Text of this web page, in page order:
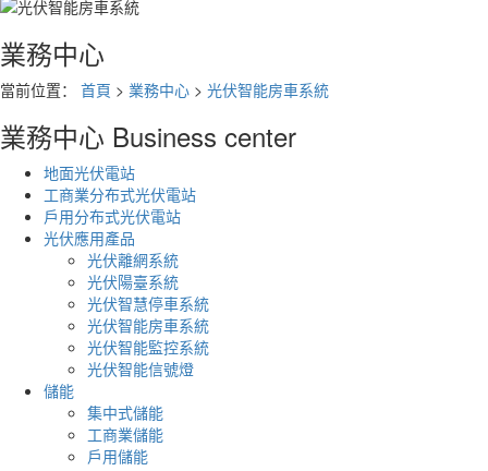
業務中心
當前位置： 首頁 > 業務中心 > 光伏智能房車系統
業務中心 Business center
地面光伏電站
工商業分布式光伏電站
戶用分布式光伏電站
光伏應用產品
光伏離網系統
光伏陽臺系統
光伏智慧停車系統
光伏智能房車系統
光伏智能監控系統
光伏智能信號燈
儲能
集中式儲能
工商業儲能
戶用儲能